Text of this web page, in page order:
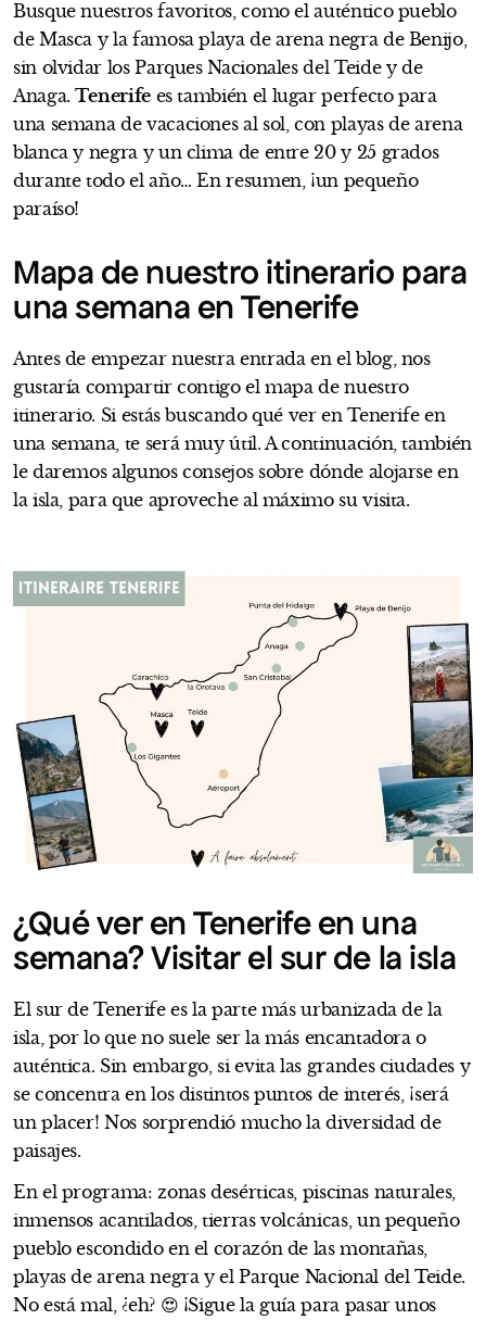
Busque nuestros favoritos, como el auténtico pueblo
de Masca y la famosa playa de arena negra de Benijo,
sin olvidar los Parques Nacionales del Teide y de
Anaga.Tenerifees también el lugar perfecto para
una semana de vacaciones al sol, con playas de arena
blanca y negra y un clima de entre 20 y 25 grados
durante todo el año… En resumen, ¡un pequeño
paraíso!
Mapa de nuestro itinerario para
una semana en Tenerife
Antes de empezar nuestra entrada en el blog, nos
gustaría compartir contigo el mapa de nuestro
itinerario. Si estás buscando qué ver en Tenerife en
una semana, te será muy útil. A continuación, también
le daremos algunos consejos sobre dónde alojarse en
la isla, para que aproveche al máximo su visita.
¿Qué ver en Tenerife en una
semana? Visitar el sur de la isla
El sur de Tenerife es la parte más urbanizada de la
isla, por lo que no suele ser la más encantadora o
auténtica. Sin embargo, si evita las grandes ciudades y
se concentra en los distintos puntos de interés, ¡será
un placer! Nos sorprendió mucho la diversidad de
paisajes.
En el programa: zonas desérticas, piscinas naturales,
inmensos acantilados, tierras volcánicas, un pequeño
pueblo escondido en el corazón de las montañas,
playas de arena negra y el Parque Nacional del Teide.
No está mal, ¿eh? 😍 ¡Sigue la guía para pasar unos